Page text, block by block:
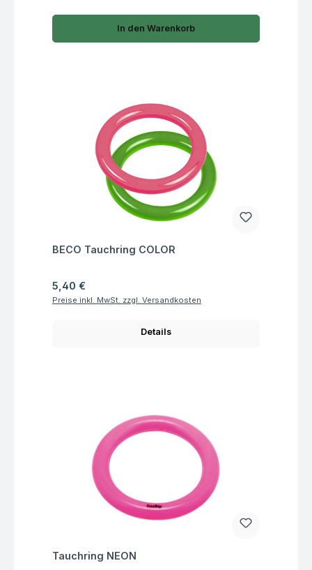
In den Warenkorb
Fragen zum Artikel
BECO Tauchring COLOR
Regulärer Preis:
5,40 €
Preise inkl. MwSt. zzgl. Versandkosten
Details
Fragen zum Artikel
Tauchring NEON